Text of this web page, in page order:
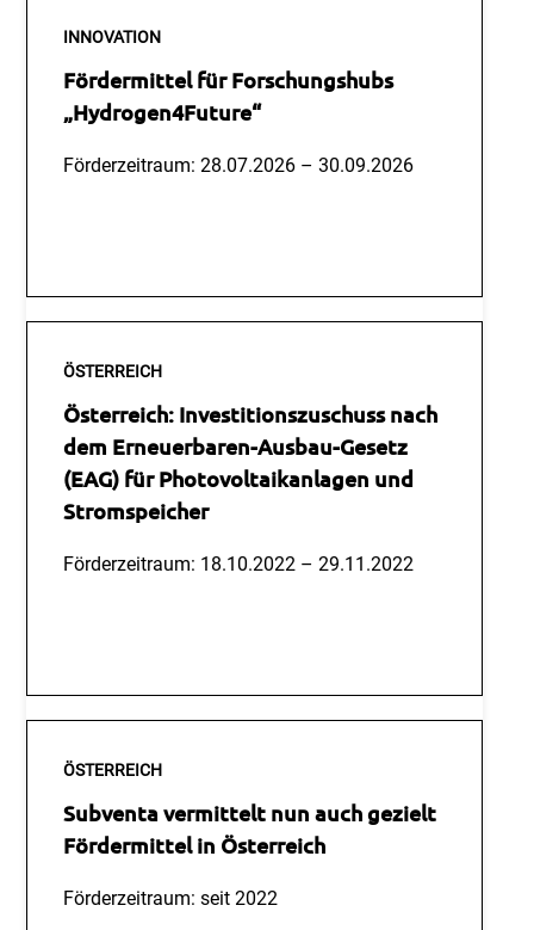
INNOVATION
Fördermittel für Forschungshubs
„Hydrogen4Future“
Förderzeitraum: 28.07.2026 – 30.09.2026
ÖSTERREICH
Österreich: Investitionszuschuss nach
dem Erneuerbaren-Ausbau-Gesetz
(EAG) für Photovoltaikanlagen und
Stromspeicher
Förderzeitraum: 18.10.2022 – 29.11.2022
ÖSTERREICH
Subventa vermittelt nun auch gezielt
Fördermittel in Österreich
Förderzeitraum: seit 2022